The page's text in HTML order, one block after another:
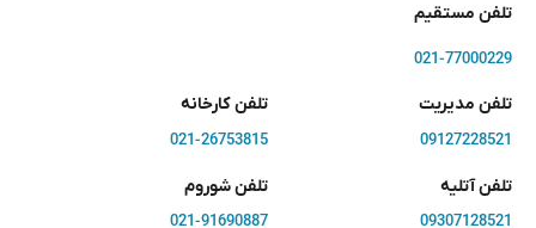
تلفن مستقیم
021-77000229
تلفن مدیریت
09127228521
تلفن کارخانه
021-26753815
تلفن آتلیه
09307128521
تلفن شوروم
021-91690887